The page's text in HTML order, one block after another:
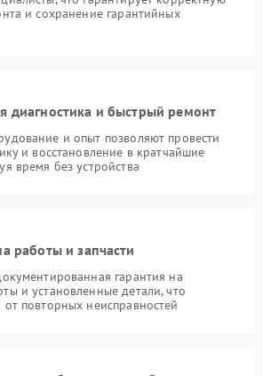
и сохранение гарантийных
диагностика и быстрый ремонт
и опыт позволяют провести
и восстановление в кратчайшие
время без устройства
работы и запчасти
гарантия на
и установленные детали, что
повторных неисправностей